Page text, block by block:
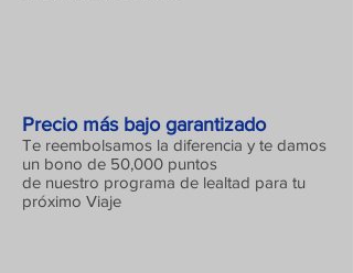
Precio más bajo garantizado
Te reembolsamos la diferencia y te damos
un bono de 50,000 puntos
de nuestro programa de lealtad para tu
próximo Viaje